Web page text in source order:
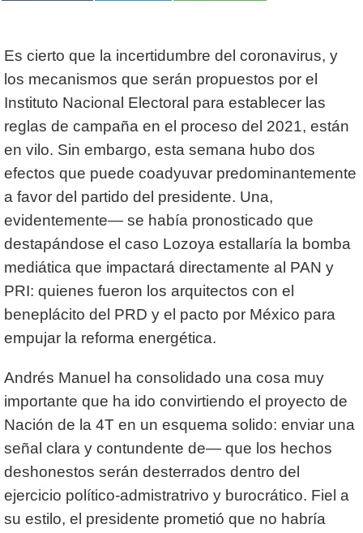
Es cierto que la incertidumbre del coronavirus, y
los mecanismos que serán propuestos por el
Instituto Nacional Electoral para establecer las
reglas de campaña en el proceso del 2021, están
en vilo. Sin embargo, esta semana hubo dos
efectos que puede coadyuvar predominantemente
a favor del partido del presidente. Una,
evidentemente— se había pronosticado que
destapándose el caso Lozoya estallaría la bomba
mediática que impactará directamente al PAN y
PRI: quienes fueron los arquitectos con el
beneplácito del PRD y el pacto por México para
empujar la reforma energética.
Andrés Manuel ha consolidado una cosa muy
importante que ha ido convirtiendo el proyecto de
Nación de la 4T en un esquema solido: enviar una
señal clara y contundente de— que los hechos
deshonestos serán desterrados dentro del
ejercicio político-admistratrivo y burocrático. Fiel a
su estilo, el presidente prometió que no habría